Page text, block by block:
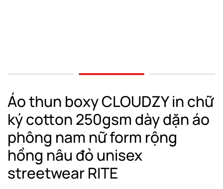
Áo thun boxy CLOUDZY in chữ
ký cotton 250gsm dày dặn áo
phông nam nữ form rộng
hồng nâu đỏ unisex
streetwear RITE